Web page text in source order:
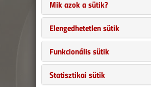
Mik azok a sütik?
Elengedhetetlen sütik
Funkcionális sütik
Statisztikai sütik